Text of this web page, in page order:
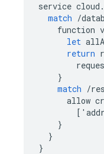
service cloud .
match /
function
let
return
}
match /
allow
[ '
}
}
}